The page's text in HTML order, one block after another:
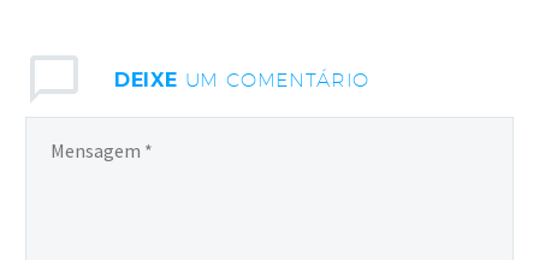
DEIXE UM COMENTÁRIO